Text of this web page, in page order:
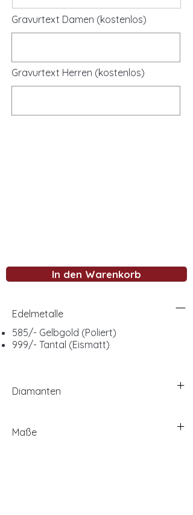
Gravurtext Damen (kostenlos)
Gravurtext Herren (kostenlos)
In den Warenkorb
Edelmetalle
585/- Gelbgold (Poliert)
999/- Tantal (Eismatt)
Diamanten
Maße